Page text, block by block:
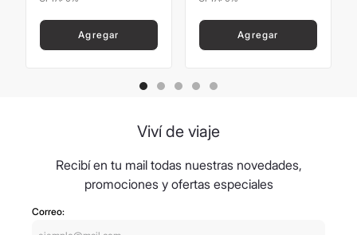
Precio sin Impuestos
:$ 53.305,79
Precio sin Impuestos
:$ 70.247,93
Viví de viaje